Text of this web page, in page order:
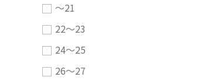
～21
22～23
24～25
26～27